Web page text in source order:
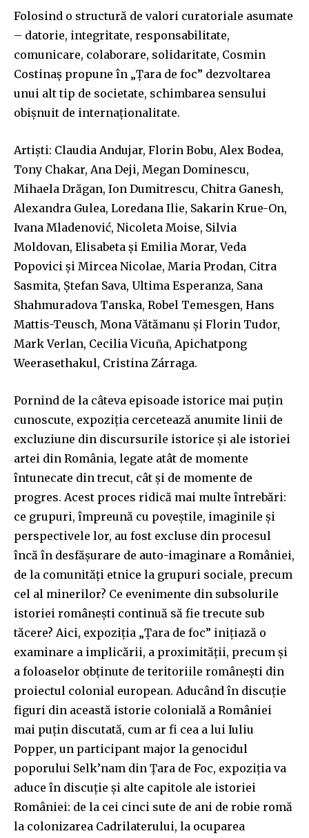
Folosind o structură de valori curatoriale asumate
– datorie, integritate, responsabilitate,
comunicare, colaborare, solidaritate, Cosmin
Costinaș propune în „Țara de foc” dezvoltarea
unui alt tip de societate, schimbarea sensului
obișnuit de internaționalitate.
Artiști: Claudia Andujar, Florin Bobu, Alex Bodea,
Tony Chakar, Ana Deji, Megan Dominescu,
Mihaela Drăgan, Ion Dumitrescu, Chitra Ganesh,
Alexandra Gulea, Loredana Ilie, Sakarin Krue-On,
Ivana Mladenović, Nicoleta Moise, Silvia
Moldovan, Elisabeta și Emilia Morar, Veda
Popovici și Mircea Nicolae, Maria Prodan, Citra
Sasmita, Ștefan Sava, Ultima Esperanza, Sana
Shahmuradova Tanska, Robel Temesgen, Hans
Mattis-Teusch, Mona Vătămanu și Florin Tudor,
Mark Verlan, Cecilia Vicuña, Apichatpong
Weerasethakul, Cristina Zárraga.
Pornind de la câteva episoade istorice mai puțin
cunoscute, expoziția cercetează anumite linii de
excluziune din discursurile istorice și ale istoriei
artei din România, legate atât de momente
întunecate din trecut, cât și de momente de
progres. Acest proces ridică mai multe întrebări:
ce grupuri, împreună cu poveștile, imaginile și
perspectivele lor, au fost excluse din procesul
încă în desfășurare de auto-imaginare a României,
de la comunități etnice la grupuri sociale, precum
cel al minerilor? Ce evenimente din subsolurile
istoriei românești continuă să fie trecute sub
tăcere? Aici, expoziția „Țara de foc” inițiază o
examinare a implicării, a proximității, precum și
a foloaselor obținute de teritoriile românești din
proiectul colonial european. Aducând în discuție
figuri din această istorie colonială a României
mai puțin discutată, cum ar fi cea a lui Iuliu
Popper, un participant major la genocidul
poporului Selk’nam din Țara de Foc, expoziția va
aduce în discuție și alte capitole ale istoriei
României: de la cei cinci sute de ani de robie romă
la colonizarea Cadrilaterului, la ocuparea